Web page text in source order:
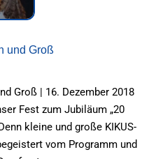
und Groß
Groß | 16. Dezember 2018
Fest zum Jubiläum „20
kleine und große KIKUS-
vom Programm und